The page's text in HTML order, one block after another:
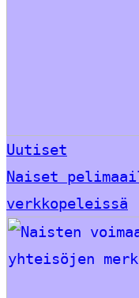
Uutiset
Naiset
verkkopeleissä